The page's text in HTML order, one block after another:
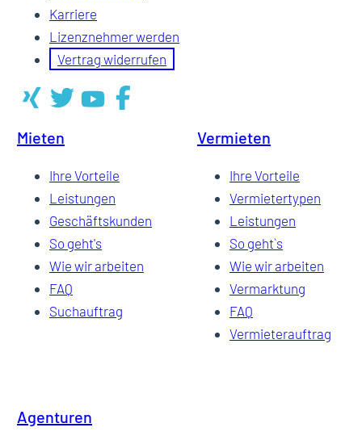
Karriere
Lizenznehmer werden
Vertrag widerrufen
Mieten
Ihre Vorteile
Leistungen
Geschäftskunden
So geht's
Wie wir arbeiten
FAQ
Suchauftrag
Vermieten
Ihre Vorteile
Vermietertypen
Leistungen
So geht`s
Wie wir arbeiten
Vermarktung
FAQ
Vermieterauftrag
Agenturen